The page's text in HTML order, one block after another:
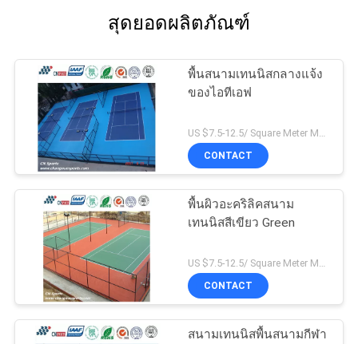
สุดยอดผลิตภัณฑ์
พื้นสนามเทนนิสกลางแจ้ง
ของไอทีเอฟ
CONTACT
พื้นผิวอะคริลิคสนาม
เทนนิสสีเขียว Green
CONTACT
สนามเทนนิสพื้นสนามกีฬา